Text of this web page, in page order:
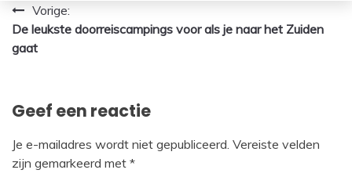
Bericht
navigatie
Vorige:
De leukste doorreiscampings voor als je naar het Zuiden
gaat
Geef een reactie
Je e-mailadres wordt niet gepubliceerd. Vereiste velden
zijn gemarkeerd met *